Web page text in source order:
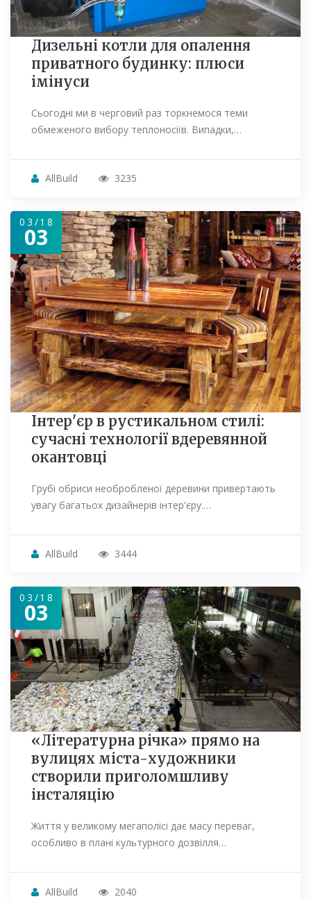
Дизельні котли для опалення
приватного будинку: плюси
імінуси
Сьогодні ми в черговий раз торкнемося теми
обмеженого вибору теплоносіїв. Випадки,…
AllBuild 3235
03/18
03
Інтер'єр в рустикальном стилі:
сучасні технології вдеревянной
окантовці
Грубі обриси необробленої деревини привертають
увагу багатьох дизайнерів інтер'єру.…
AllBuild 3444
03/18
03
«Літературна річка» прямо на
вулицях міста-художники
створили приголомшливу
інсталяцію
Життя у великому мегаполісі дає масу переваг,
особливо в плані культурного дозвілля…
AllBuild 2040